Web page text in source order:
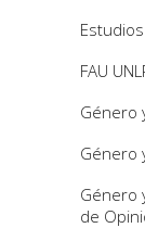
FAU
Género
Género
Género
de